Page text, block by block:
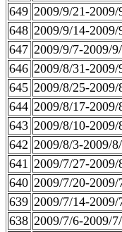
649 2009/9/21-2009/
648 2009/9/14-2009/
647 2009/9/7-2009/
646 2009/8/31-2009/
645 2009/8/25-2009/
644 2009/8/17-2009/
643 2009/8/10-2009/
642 2009/8/3-2009/
641 2009/7/27-2009/
640 2009/7/20-2009/
639 2009/7/14-2009/
638 2009/7/6-2009/